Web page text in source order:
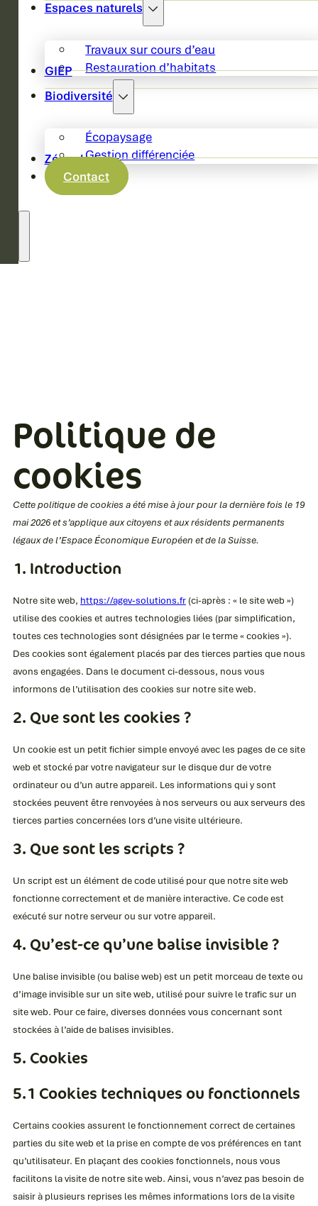
Espaces naturels
Travaux sur cours d’eau
Restauration d’habitats
GIEP
Biodiversité
Écopaysage
Gestion différenciée
Zéro phyto
Contact
Politique de
cookies
Cette politique de cookies a été mise à jour pour la dernière fois le 19
mai 2026 et s’applique aux citoyens et aux résidents permanents
légaux de l’Espace Économique Européen et de la Suisse.
1. Introduction
Notre site web, https://agev-solutions.fr (ci-après : « le site web »)
utilise des cookies et autres technologies liées (par simplification,
toutes ces technologies sont désignées par le terme « cookies »).
Des cookies sont également placés par des tierces parties que nous
avons engagées. Dans le document ci-dessous, nous vous
informons de l’utilisation des cookies sur notre site web.
2. Que sont les cookies ?
Un cookie est un petit fichier simple envoyé avec les pages de ce site
web et stocké par votre navigateur sur le disque dur de votre
ordinateur ou d’un autre appareil. Les informations qui y sont
stockées peuvent être renvoyées à nos serveurs ou aux serveurs des
tierces parties concernées lors d’une visite ultérieure.
3. Que sont les scripts ?
Un script est un élément de code utilisé pour que notre site web
fonctionne correctement et de manière interactive. Ce code est
exécuté sur notre serveur ou sur votre appareil.
4. Qu’est-ce qu’une balise invisible ?
Une balise invisible (ou balise web) est un petit morceau de texte ou
d’image invisible sur un site web, utilisé pour suivre le trafic sur un
site web. Pour ce faire, diverses données vous concernant sont
stockées à l’aide de balises invisibles.
5. Cookies
5.1 Cookies techniques ou fonctionnels
Certains cookies assurent le fonctionnement correct de certaines
parties du site web et la prise en compte de vos préférences en tant
qu’utilisateur. En plaçant des cookies fonctionnels, nous vous
facilitons la visite de notre site web. Ainsi, vous n’avez pas besoin de
saisir à plusieurs reprises les mêmes informations lors de la visite